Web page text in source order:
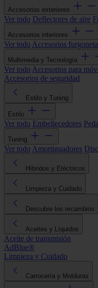
Accesorios exteriores
Ver todo Deflectores de aire
Accesorios interiores
Ver todo Accesorios furgoneta
Multimedia y Tecnología
Ver todo Accesorios para
Accesorios de seguridad
Estilo y Tuning
Estilo
Ver todo Embellecedores
Tuning
Ver todo Amortiguadores
Híbridos y Eléctricos
Limpieza y Cuidado
Descubre los recambios
Aceites y Líquidos
Aceite de transmisión
AdBlue®
Limpieza y Cuidado
Carrocería y Molduras